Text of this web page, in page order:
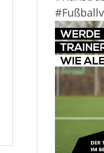
#Fu
#Kinderfu
#TuSL
#Fu